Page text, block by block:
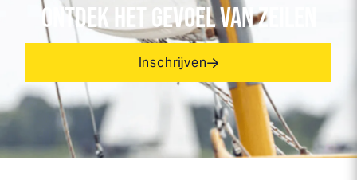
ONTDEK HET GEVOEL VAN ZEILEN
Inschrijven